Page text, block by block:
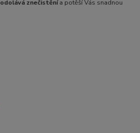
odolává znečistěnía potěší Vás snadnou